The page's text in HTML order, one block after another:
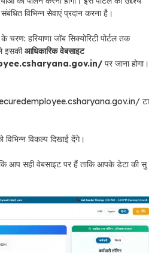
संबंधित विभिन्न सेवाएं प्रदान करना है।
हरियाणा जॉब सिक्योरिटी पोर्टल तक
इसकीआधिकारिक वेबसाइट
पर जाना होगा।
टा
विकल्प दिखाई देंगे।
आप सही वेबसाइट पर हैं ताकि आपके डेटा की सु